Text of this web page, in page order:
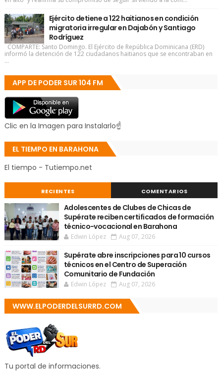
Ejército detiene a 122 haitianos en condición
migratoria irregular en Dajabón y Santiago
Rodríguez
COMPARTE: Santo Domingo. El Ejército de República Dominicana (ERD)
informó la detención de 122 ciudadanos haitianos que se encontraban en
...
APP DE PODER SUR 104 FM
Clic en la Imagen para Instalarlo☝
EL TIEMPO EN BARAHONA
El tiempo - Tutiempo.net
RECIENTES COMENTARIOS
Adolescentes de Clubes de Chicas de
Supérate reciben certificados de formación
técnico-vocacional en Barahona
Edwin López Aug 07, 2026
Supérate abre inscripciones para 10 cursos
técnicos en el Centro de Superación
Comunitario de Fundación
Edwin López Aug 07, 2026
WWW.ELPODERDELSURRD.COM
Tu portal de informaciones.